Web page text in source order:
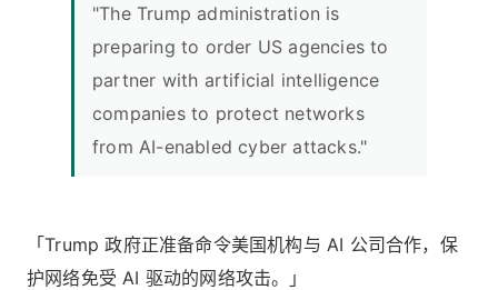
"The Trump administration is
preparing to order US agencies to
partner with artificial intelligence
companies to protect networks
from AI-enabled cyber attacks."
「Trump 政府正准备命令美国机构与 AI 公司合作，保
护网络免受 AI 驱动的网络攻击。」